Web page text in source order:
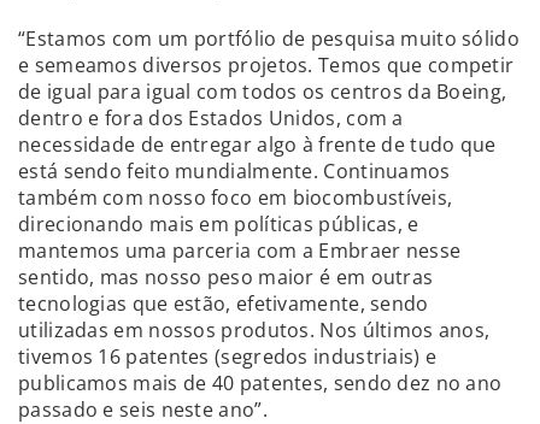
“Estamos com um portfólio de pesquisa muito sólido
e semeamos diversos projetos. Temos que competir
de igual para igual com todos os centros da Boeing,
dentro e fora dos Estados Unidos, com a
necessidade de entregar algo à frente de tudo que
está sendo feito mundialmente. Continuamos
também com nosso foco em biocombustíveis,
direcionando mais em políticas públicas, e
mantemos uma parceria com a Embraer nesse
sentido, mas nosso peso maior é em outras
tecnologias que estão, efetivamente, sendo
utilizadas em nossos produtos. Nos últimos anos,
tivemos 16 patentes (segredos industriais) e
publicamos mais de 40 patentes, sendo dez no ano
passado e seis neste ano”.